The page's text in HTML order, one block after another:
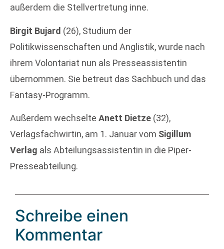
außerdem die Stellvertretung inne.
Birgit Bujard (26), Studium der
Politikwissenschaften und Anglistik, wurde nach
ihrem Volontariat nun als Presseassistentin
übernommen. Sie betreut das Sachbuch und das
Fantasy-Programm.
Außerdem wechselte Anett Dietze (32),
Verlagsfachwirtin, am 1. Januar vom Sigillum
Verlag als Abteilungsassistentin in die Piper-
Presseabteilung.
Schreibe einen
Kommentar